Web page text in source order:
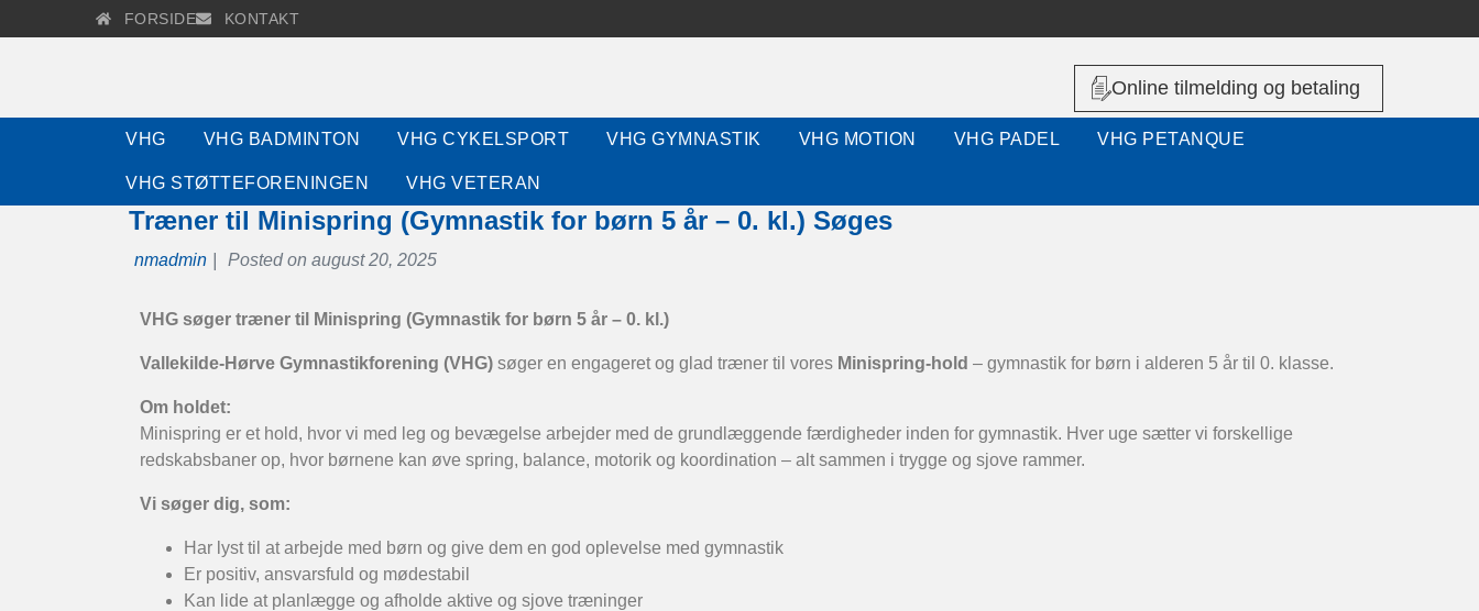
FORSIDE KONTAKT
Online tilmelding og betaling
VHG VHG BADMINTON VHG CYKELSPORT VHG GYMNASTIK VHG MOTION VHG PADEL VHG PETANQUE
VHG STØTTEFORENINGEN VHG VETERAN
Træner til Minispring (Gymnastik for børn 5 år – 0. kl.) Søges
nmadmin Posted on august 20, 2025
VHG søger træner til Minispring (Gymnastik for børn 5 år – 0. kl.)
Vallekilde-Hørve Gymnastikforening (VHG) søger en engageret og glad træner til vores Minispring-hold – gymnastik for børn i alderen 5 år til 0. klasse.
Om holdet:
Minispring er et hold, hvor vi med leg og bevægelse arbejder med de grundlæggende færdigheder inden for gymnastik. Hver uge sætter vi forskellige
redskabsbaner op, hvor børnene kan øve spring, balance, motorik og koordination – alt sammen i trygge og sjove rammer.
Vi søger dig, som:
Har lyst til at arbejde med børn og give dem en god oplevelse med gymnastik
Er positiv, ansvarsfuld og mødestabil
Kan lide at planlægge og afholde aktive og sjove træninger